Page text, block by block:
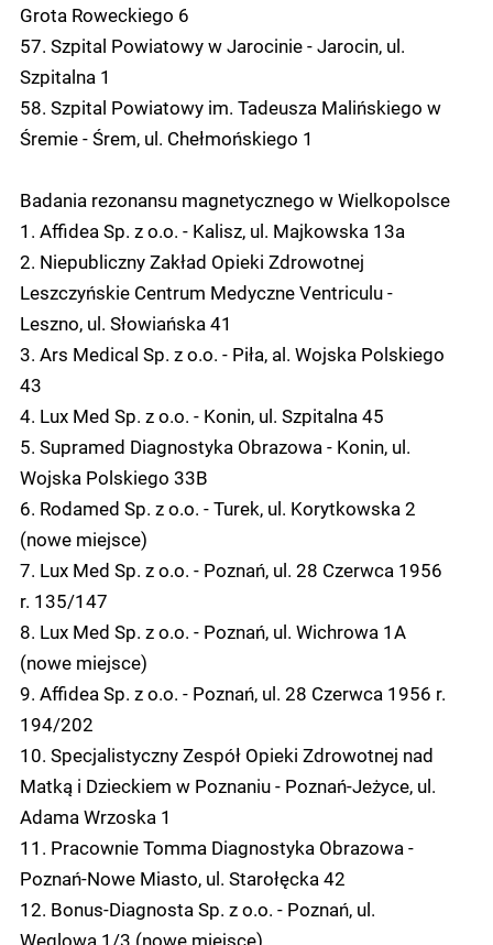
Grota Roweckiego 6
57. Szpital Powiatowy w Jarocinie - Jarocin, ul.
Szpitalna 1
58. Szpital Powiatowy im. Tadeusza Malińskiego w
Śremie - Śrem, ul. Chełmońskiego 1
Badania rezonansu magnetycznego w Wielkopolsce
1. Affidea Sp. z o.o. - Kalisz, ul. Majkowska 13a
2. Niepubliczny Zakład Opieki Zdrowotnej
Leszczyńskie Centrum Medyczne Ventriculu -
Leszno, ul. Słowiańska 41
3. Ars Medical Sp. z o.o. - Piła, al. Wojska Polskiego
43
4. Lux Med Sp. z o.o. - Konin, ul. Szpitalna 45
5. Supramed Diagnostyka Obrazowa - Konin, ul.
Wojska Polskiego 33B
6. Rodamed Sp. z o.o. - Turek, ul. Korytkowska 2
(nowe miejsce)
7. Lux Med Sp. z o.o. - Poznań, ul. 28 Czerwca 1956
r. 135/147
8. Lux Med Sp. z o.o. - Poznań, ul. Wichrowa 1A
(nowe miejsce)
9. Affidea Sp. z o.o. - Poznań, ul. 28 Czerwca 1956 r.
194/202
10. Specjalistyczny Zespół Opieki Zdrowotnej nad
Matką i Dzieckiem w Poznaniu - Poznań-Jeżyce, ul.
Adama Wrzoska 1
11. Pracownie Tomma Diagnostyka Obrazowa -
Poznań-Nowe Miasto, ul. Starołęcka 42
12. Bonus-Diagnosta Sp. z o.o. - Poznań, ul.
Węglowa 1/3 (nowe miejsce)